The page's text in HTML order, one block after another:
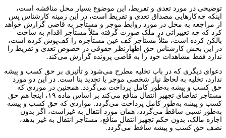
توضیحی در مورد تعدی و تفریط، این موضوع بسیار محل مناقشه است،
اینکه چه‌کارهایی مصداق تعدی و تفریط است، در این زمینه کارشناس پس
از مراجعه به محل در مورد روابط موجر و مستأجر به قاضی گزارش خواهد
کرد که چه تغییراتی در ملک صورت گرفته مثلاً مستأجر اقدام به ساخت
بالکن کرده است، مثلاً مستأجر کف عین مستأجره را کف‌پوش کرده است،
در این بخش کارشناس حق اظهارنظر حقوقی در خصوص تعدی و تفریط را
ندارد فقط مشاهدات خود را به قاضی پرونده گزارش می‌کند.
دعوای دیگری که در باب تخلیه مطرح می‌شود و تأثیری بر حق کسب و پیشه
ندارد، تخلیه به لحاظ نیاز شخصی موجر یا تجدید بنا است. در این دو مورد
حق کسب و پیشه به‌طور کامل پرداخت می‌گردد. همچنین در موردی که
مستأجر تقاضای تجهیز انتقال منافع می‌کند بر اساس ماده ۱۹، اینجا هم حق
کسب و پیشه به‌طور کامل پرداخت می‌گردد. مواردی که حق کسب و پیشه
به‌طور نسبی ساقط می‌گردد، همان مورد انتقال به غیراست، اگر بدون
اجازه مالک، بدون حکم تجهیز انتقال منافع، مستأجر انتقال به غیر بدهد،
نصف حق کسب و پیشه ساقط می‌گردد.